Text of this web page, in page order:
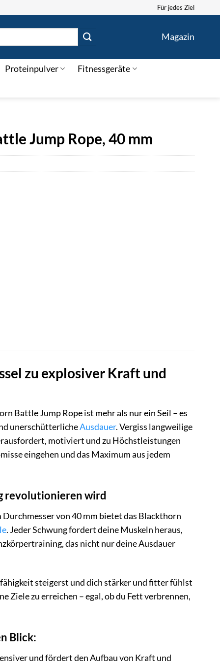
Für jedes Ziel
Magazin
Proteinpulver Fitnessgeräte
Jump Rope, 40 mm
zu explosiver Kraft und
Battle Jump Rope ist mehr als nur ein Seil – es
unerschütterlicheAusdauer. Vergiss langweilige
motiviert und zu Höchstleistungen
eingehen und das Maximum aus jedem
revolutionieren wird
von 40 mm bietet das Blackthorn
. Jeder Schwung fordert deine Muskeln heraus,
das nicht nur deine Ausdauer
steigerst und dich stärker und fitter fühlst
Ziele zu erreichen – egal, ob du Fett verbrennen,
Blick:
und fördert den Aufbau von Kraft und